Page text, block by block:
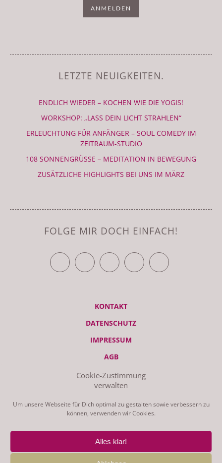
Cookie-Zustimmung
verwalten
Um unsere Webseite für Dich optimal zu gestalten sowie verbessern zu
können, verwenden wir Cookies.
Alles klar!
LETZTE NEUIGKEITEN.
ENDLICH WIEDER – KOCHEN WIE DIE YOGIS!
WORKSHOP: „LASS DEIN LICHT STRAHLEN“
ERLEUCHTUNG FÜR ANFÄNGER – SOUL COMEDY IM
ZEITRAUM-STUDIO
108 SONNENGRÜSSE – MEDITATION IN BEWEGUNG
ZUSÄTZLICHE HIGHLIGHTS BEI UNS IM MÄRZ
FOLGE MIR DOCH EINFACH!
TWITTERFACEBOOKYOUTUBEVIMEO RSS FEED
KONTAKT
DATENSCHUTZ
IMPRESSUM
AGB
© ZEITRAUM 2026 | STUDIO - LIEBSCHWITZER STR. 119, 07551
LIEBE
zeitRaum